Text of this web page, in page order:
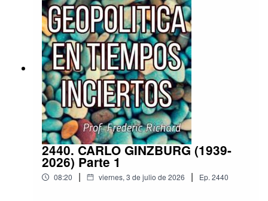
2440. CARLO GINZBURG (1939-
2026) Parte 1
08:20 | viernes, 3 de julio de 2026 | Ep. 2440